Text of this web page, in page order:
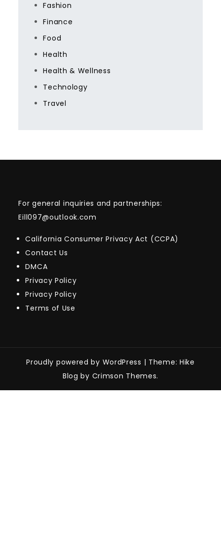
Fashion
Finance
Food
Health
Health & Wellness
Technology
Travel
For general inquiries and partnerships:
Eill097@outlook.com
California Consumer Privacy Act (CCPA)
Contact Us
DMCA
Privacy Policy
Privacy Policy
Terms of Use
Proudly powered by WordPress | Theme: Hike
Blog by Crimson Themes.